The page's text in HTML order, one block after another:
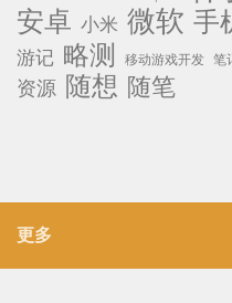
安卓 小米 微软 手
游记 略测 移动游戏开发 笔
资源 随想 随笔
更多